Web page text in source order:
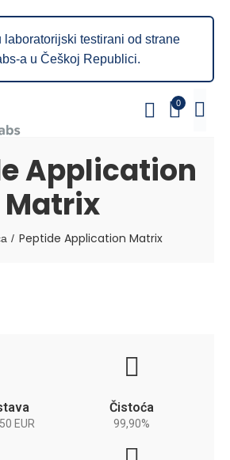
laboratorijski testirani od strane
a u Češkoj Republici.
0
Application
Matrix
Peptide Application Matrix
EUR
Čistoća
99,90%